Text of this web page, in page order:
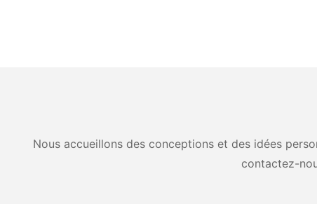
Nous accueillons des conceptions et des idées
contactez-